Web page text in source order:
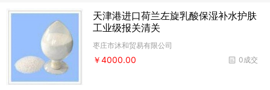
天津港进口荷兰左旋乳酸保湿补水护肤
工业级报关清关
枣庄市沐和贸易有限公司
0成交
￥4000.00